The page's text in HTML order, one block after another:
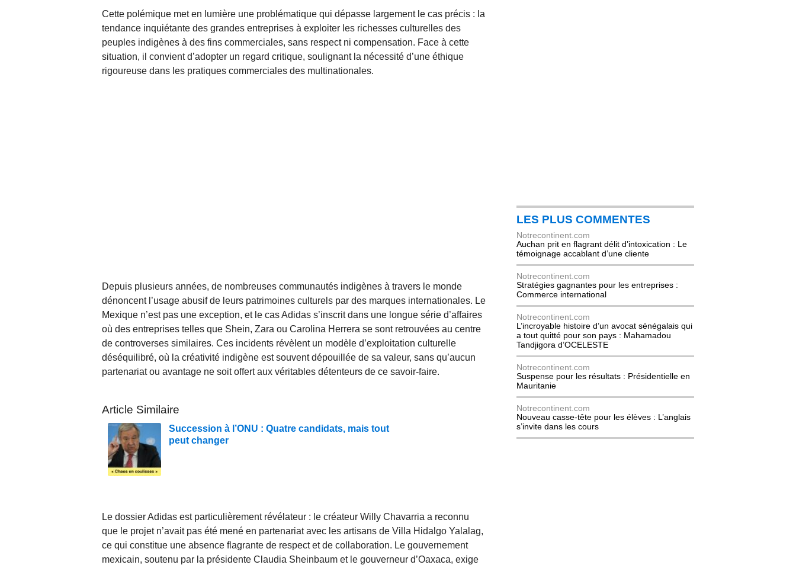
Cette polémique met en lumière une problématique qui dépasse largement le cas précis : la
tendance inquiétante des grandes entreprises à exploiter les richesses culturelles des
peuples indigènes à des fins commerciales, sans respect ni compensation. Face à cette
situation, il convient d’adopter un regard critique, soulignant la nécessité d’une éthique
rigoureuse dans les pratiques commerciales des multinationales.
Depuis plusieurs années, de nombreuses communautés indigènes à travers le monde
dénoncent l’usage abusif de leurs patrimoines culturels par des marques internationales. Le
Mexique n’est pas une exception, et le cas Adidas s’inscrit dans une longue série d’affaires
où des entreprises telles que Shein, Zara ou Carolina Herrera se sont retrouvées au centre
de controverses similaires. Ces incidents révèlent un modèle d’exploitation culturelle
déséquilibré, où la créativité indigène est souvent dépouillée de sa valeur, sans qu’aucun
partenariat ou avantage ne soit offert aux véritables détenteurs de ce savoir-faire.
Article Similaire
Succession à l’ONU : Quatre candidats, mais tout
peut changer
Le dossier Adidas est particulièrement révélateur : le créateur Willy Chavarria a reconnu
que le projet n’avait pas été mené en partenariat avec les artisans de Villa Hidalgo Yalalag,
ce qui constitue une absence flagrante de respect et de collaboration. Le gouvernement
mexicain, soutenu par la présidente Claudia Sheinbaum et le gouverneur d’Oaxaca, exige
LES PLUS COMMENTES
Notrecontinent.com
Auchan prit en flagrant délit d’intoxication : Le
témoignage accablant d’une cliente
Notrecontinent.com
Stratégies gagnantes pour les entreprises :
Commerce international
Notrecontinent.com
L’incroyable histoire d’un avocat sénégalais qui
a tout quitté pour son pays : Mahamadou
Tandjigora d’OCELESTE
Notrecontinent.com
Suspense pour les résultats : Présidentielle en
Mauritanie
Notrecontinent.com
Nouveau casse-tête pour les élèves : L’anglais
s’invite dans les cours